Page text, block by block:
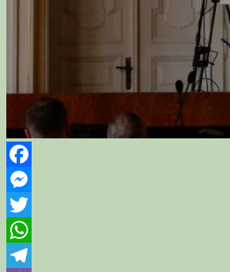
Facebook
Messenger
Twitter
WhatsApp